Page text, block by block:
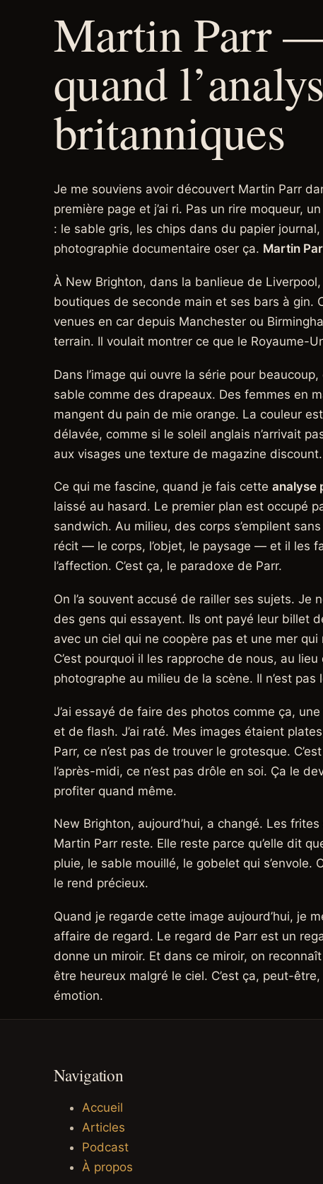
Martin Parr
quand
britanniques
Je me souviens avoir découvert Martin Parr
première page et j’ai ri. Pas un rire moqueur,
: le sable gris, les chips dans du papier
photographie documentaire oser ça. Martin
À New Brighton, dans la banlieue de
boutiques de seconde main et ses bars à gin.
venues en car depuis Manchester ou
terrain. Il voulait montrer ce que le Royaume-
Dans l’image qui ouvre la série pour
sable comme des drapeaux. Des femmes en
mangent du pain de mie orange. La couleur
délavée, comme si le soleil anglais n’arrivait
aux visages une texture de magazine discount.
Ce qui me fascine, quand je fais cette analyse
laissé au hasard. Le premier plan est occupé
sandwich. Au milieu, des corps s’empilent
récit — le corps, l’objet, le paysage — et il les
l’affection. C’est ça, le paradoxe de Parr.
On l’a souvent accusé de railler ses sujets.
des gens qui essayent. Ils ont payé leur billet
avec un ciel qui ne coopère pas et une mer
C’est pourquoi il les rapproche de nous, au
photographe au milieu de la scène. Il n’est
J’ai essayé de faire des photos comme ça,
et de flash. J’ai raté. Mes images étaient
Parr, ce n’est pas de trouver le grotesque.
l’après-midi, ce n’est pas drôle en soi. Ça le
profiter quand même.
New Brighton, aujourd’hui, a changé. Les
Martin Parr reste. Elle reste parce qu’elle dit
pluie, le sable mouillé, le gobelet qui s’envole.
le rend précieux.
Quand je regarde cette image aujourd’hui, je
affaire de regard. Le regard de Parr est un
donne un miroir. Et dans ce miroir, on
être heureux malgré le ciel. C’est ça, peut-
émotion.
Navigation
Accueil
Articles
Podcast
À propos